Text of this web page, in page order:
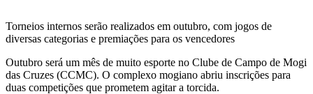
Torneios internos serão realizados em outubro, com jogos de
diversas categorias e premiações para os vencedores
Outubro será um mês de muito esporte no Clube de Campo de Mogi
das Cruzes (CCMC). O complexo mogiano abriu inscrições para
duas competições que prometem agitar a torcida.